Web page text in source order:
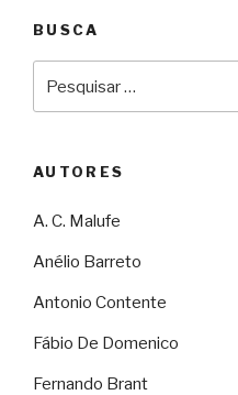
BUSCA
por:
AUTORES
A. C. Malufe
Anélio Barreto
Antonio Contente
Fábio De Domenico
Fernando Brant